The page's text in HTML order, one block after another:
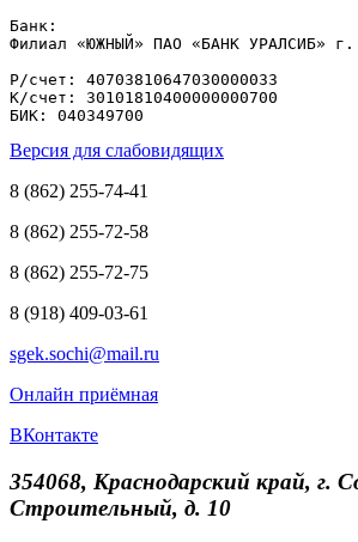
Банк:
Филиал «ЮЖНЫЙ» ПАО «БАНК УРАЛСИБ» г.
Р/счет: 40703810647030000033
К/счет: 30101810400000000700
БИК: 040349700
Версия для слабовидящих
8 (862) 255-74-41
8 (862) 255-72-58
8 (862) 255-72-75
8 (918) 409-03-61
sgek.sochi@mail.ru
Онлайн приёмная
ВКонтакте
354068, Краснодарский край, г.
Строительный, д. 10